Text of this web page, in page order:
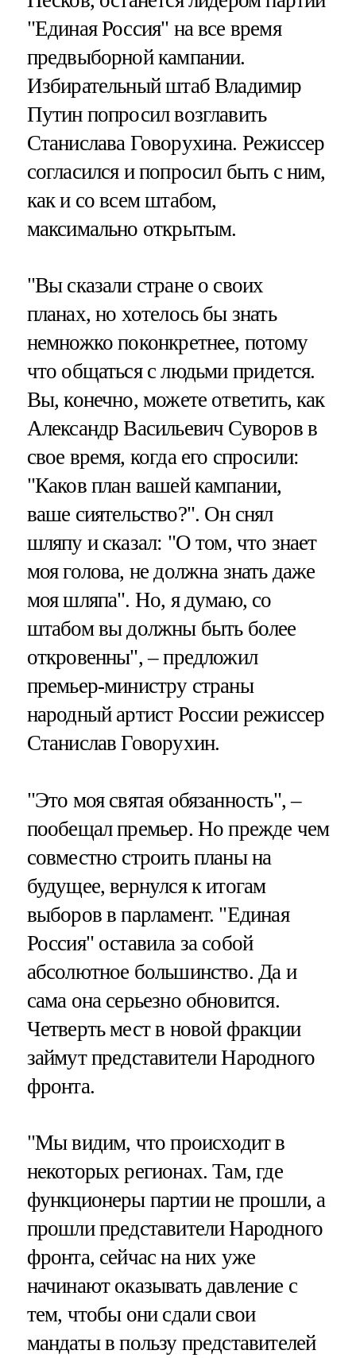
"Единая Россия" на все время
предвыборной кампании.
Избирательный штаб Владимир
Путин попросил возглавить
Станислава Говорухина. Режиссер
согласился и попросил быть с ним,
как и со всем штабом,
максимально открытым.
"Вы сказали стране о своих
планах, но хотелось бы знать
немножко поконкретнее, потому
что общаться с людьми придется.
Вы, конечно, можете ответить, как
Александр Васильевич Суворов в
свое время, когда его спросили:
"Каков план вашей кампании,
ваше сиятельство?". Он снял
шляпу и сказал: "О том, что знает
моя голова, не должна знать даже
моя шляпа". Но, я думаю, со
штабом вы должны быть более
откровенны", – предложил
премьер-министру страны
народный артист России режиссер
Станислав Говорухин.
"Это моя святая обязанность", –
пообещал премьер. Но прежде чем
совместно строить планы на
будущее, вернулся к итогам
выборов в парламент. "Единая
Россия" оставила за собой
абсолютное большинство. Да и
сама она серьезно обновится.
Четверть мест в новой фракции
займут представители Народного
фронта.
"Мы видим, что происходит в
некоторых регионах. Там, где
функционеры партии не прошли, а
прошли представители Народного
фронта, сейчас на них уже
начинают оказывать давление с
тем, чтобы они сдали свои
мандаты в пользу представителей